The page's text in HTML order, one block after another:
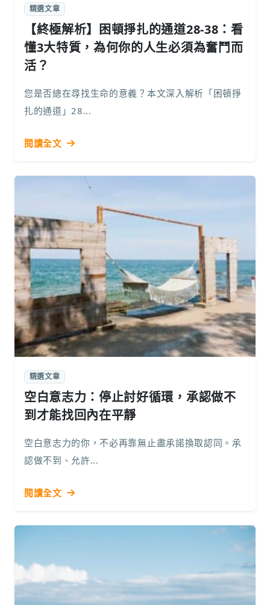
精選文章
【終極解析】困頓掙扎的通道28-38：看
懂3大特質，為何你的人生必須為奮鬥而
活？
您是否總在尋找生命的意義？本文深入解析「困頓掙
扎的通道」28...
閱讀全文
精選文章
空白意志力：停止討好循環，承認做不
到才能找回內在平靜
空白意志力的你，不必再靠無止盡承諾換取認同。承
認做不到、允許...
閱讀全文